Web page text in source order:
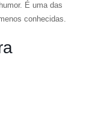
É uma das
conhecidas.